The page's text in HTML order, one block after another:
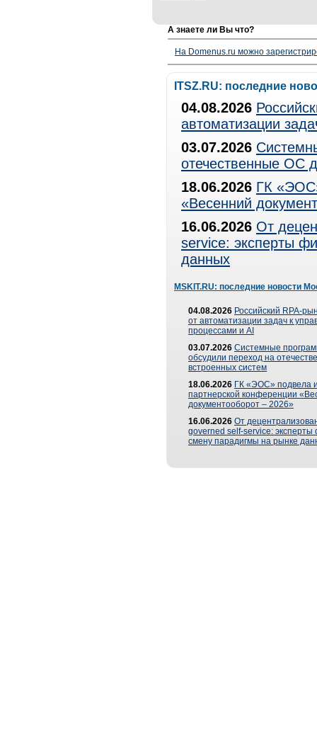
А знаете ли Вы что?
На Domenus.ru можно
ITSZ.RU: последние
04.08.2026
автоматизации
03.07.2026
отечественные ОС
18.06.2026 ГК
«Весенний
16.06.2026 От
service: эксперты
данных
MSKIT.RU: последние новости
04.08.2026 Российский RPA-
от автоматизации задач к
процессами и AI
03.07.2026 Системные
обсудили переход на
встроенных систем
18.06.2026 ГК «ЭОС» подвела
партнерской конференции
документооборот – 2026»
16.06.2026 От
governed self-service: эксперты
смену парадигмы на рынке